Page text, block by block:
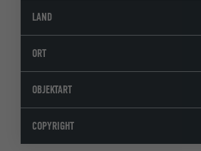
LAND
ORT
OBJEKTART
COPYRIGHT